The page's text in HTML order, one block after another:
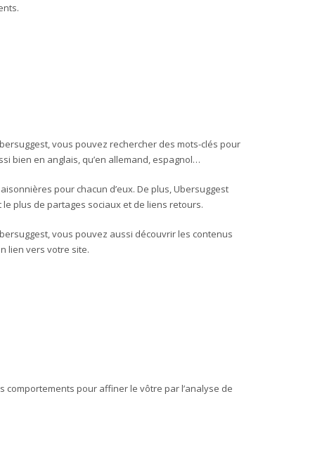
vous pouvez rechercher des mots-clés pour
bien en anglais, qu’en allemand, espagnol…
pour chacun d’eux. De plus, Ubersuggest
plus de partages sociaux et de liens retours.
vous pouvez aussi découvrir les contenus
lien vers votre site.
pour affiner le vôtre par l’analyse de